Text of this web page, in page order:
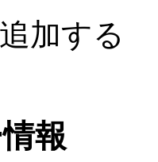
加する
報